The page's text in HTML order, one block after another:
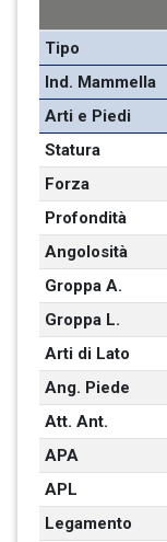
Tipo
Ind. Mammella
Arti e Piedi
Statura
Forza
Profondità
Angolosità
Groppa A.
Groppa L.
Arti di Lato
Ang. Piede
Att. Ant.
APA
APL
Legamento